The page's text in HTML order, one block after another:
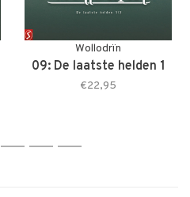
Wollodrïn
09: De laatste helden 1
€22,95
3 4 5